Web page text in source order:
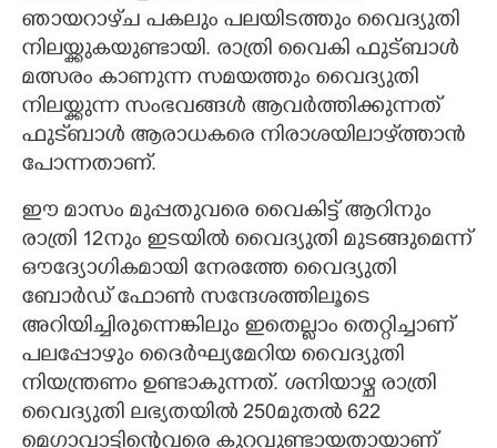
ഞായറാഴ്‌ച പകലും പലയിടത്തും വൈദ്യുതി
നിലയ്ക്കുകയുണ്ടായി. രാത്രി വൈകി ഫുട്ബാൾ
മത്സരം കാണുന്ന സമയത്തും വൈദ്യുതി
നിലയ്ക്കുന്ന സംഭവങ്ങൾ ആവർത്തിക്കുന്നത്
ഫുട്‌ബാൾ ആരാധകരെ നിരാശയിലാഴ്‌ത്താൻ
പോന്നതാണ്.
ഈ മാസം മുപ്പതുവരെ വൈകിട്ട് ആറിനും
രാത്രി 12നും ഇടയിൽ വൈദ്യുതി മുടങ്ങുമെന്ന്
ഔദ്യോഗികമായി നേരത്തേ വൈദ്യുതി
ബോർഡ് ഫോൺ സന്ദേശത്തിലൂടെ
അറിയിച്ചിരുന്നെങ്കിലും ഇതെല്ലാം തെറ്റിച്ചാണ്
പലപ്പോഴും ദൈർഘ്യമേറിയ വൈദ്യുതി
നിയന്ത്രണം ഉണ്ടാകുന്നത്. ശനിയാഴ്ച രാത്രി
വൈദ്യുതി ലഭ്യതയിൽ 250മുതൽ 622